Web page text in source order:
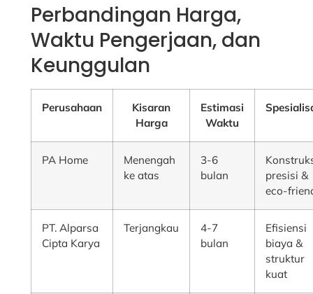
Perbandingan Harga,
Waktu Pengerjaan, dan
Keunggulan
Perusahaan
Kisaran
Harga
Estimasi
Waktu
PA Home
Menengah
ke atas
3-6
bulan
presisi &
eco-
PT. Alparsa
Cipta Karya
Terjangkau
4-7
bulan
Efisiensi
biaya &
struktur
kuat